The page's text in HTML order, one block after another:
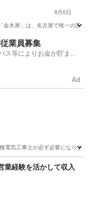
8月6日
金木犀」は、名古屋で唯一の芸
業員募集
ス等によりお金が貯まり
Ad
電気工事士が必ず必要になり
業経験を活かして収入